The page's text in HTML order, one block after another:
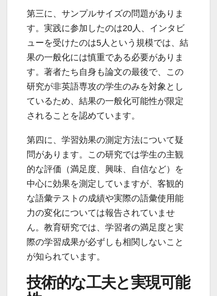
第三に、サンプルサイズの問題がありま
す。実践に参加したのは20人、インタビ
ューを受けたのは5人という規模では、結
果の一般化には慎重である必要がありま
す。著者たち自身も論文の最後で、この
研究が非英語専攻の学生のみを対象とし
ているため、結果の一般化可能性が限定
されることを認めています。
第四に、学習効果の測定方法について疑
問があります。この研究では学生の主観
的な評価（満足度、興味、自信など）を
中心に効果を測定していますが、客観的
な語彙テストの成績や実際の語彙使用能
力の変化については報告されていませ
ん。教育研究では、学習者の満足度と実
際の学習成果が必ずしも相関しないこと
が知られています。
技術的な工夫と実現可能